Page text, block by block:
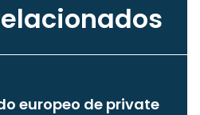
europeo de private